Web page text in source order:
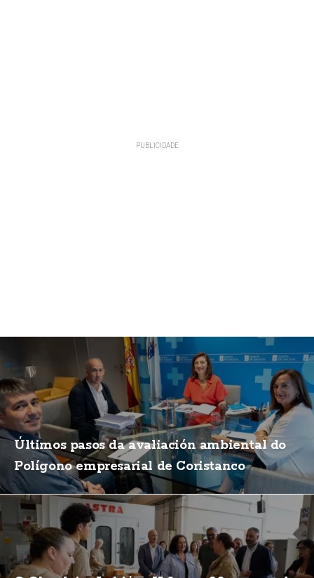
Últimos pasos da avaliación ambiental do
Polígono empresarial de Coristanco